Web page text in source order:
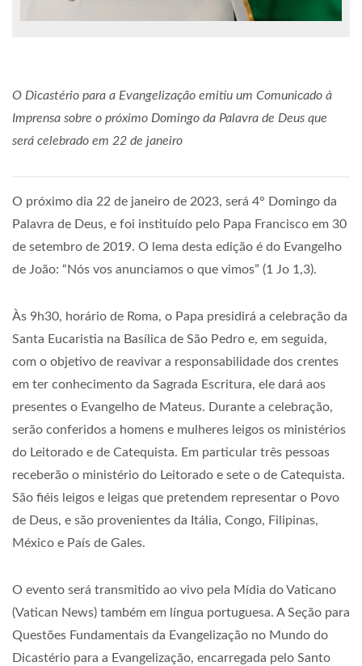
O Dicastério para a Evangelização emitiu um Comunicado à
Imprensa sobre o próximo Domingo da Palavra de Deus que
será celebrado em 22 de janeiro
O próximo dia 22 de janeiro de 2023, será 4° Domingo da
Palavra de Deus, e foi instituído pelo Papa Francisco em 30
de setembro de 2019. O lema desta edição é do Evangelho
de João: “Nós vos anunciamos o que vimos” (1 Jo 1,3).
Às 9h30, horário de Roma, o Papa presidirá a celebração da
Santa Eucaristia na Basílica de São Pedro e, em seguida,
com o objetivo de reavivar a responsabilidade dos crentes
em ter conhecimento da Sagrada Escritura, ele dará aos
presentes o Evangelho de Mateus. Durante a celebração,
serão conferidos a homens e mulheres leigos os ministérios
do Leitorado e de Catequista. Em particular três pessoas
receberão o ministério do Leitorado e sete o de Catequista.
São fiéis leigos e leigas que pretendem representar o Povo
de Deus, e são provenientes da Itália, Congo, Filipinas,
México e País de Gales.
O evento será transmitido ao vivo pela Mídia do Vaticano
(Vatican News) também em língua portuguesa. A Seção para
Questões Fundamentais da Evangelização no Mundo do
Dicastério para a Evangelização, encarregada pelo Santo